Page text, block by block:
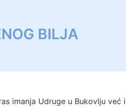
BILJA
imanja Udruge u Bukovlju